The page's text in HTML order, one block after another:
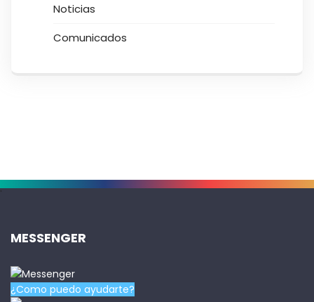
Noticias
Comunicados
.
MESSENGER
¿Como puedo ayudarte?